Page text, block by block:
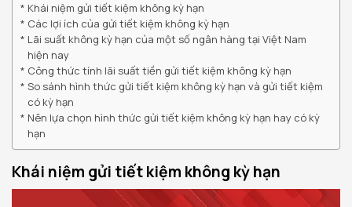
Khái niệm gửi tiết kiệm không kỳ hạn
Các lợi ích của gửi tiết kiệm không kỳ hạn
Lãi suất không kỳ hạn của một số ngân hàng tại Việt Nam
hiện nay
Công thức tính lãi suất tiền gửi tiết kiệm không kỳ hạn
So sánh hình thức gửi tiết kiệm không kỳ hạn và gửi tiết kiệm
có kỳ hạn
Nên lựa chọn hình thức gửi tiết kiệm không kỳ hạn hay có kỳ
hạn
Khái niệm gửi tiết kiệm không kỳ hạn